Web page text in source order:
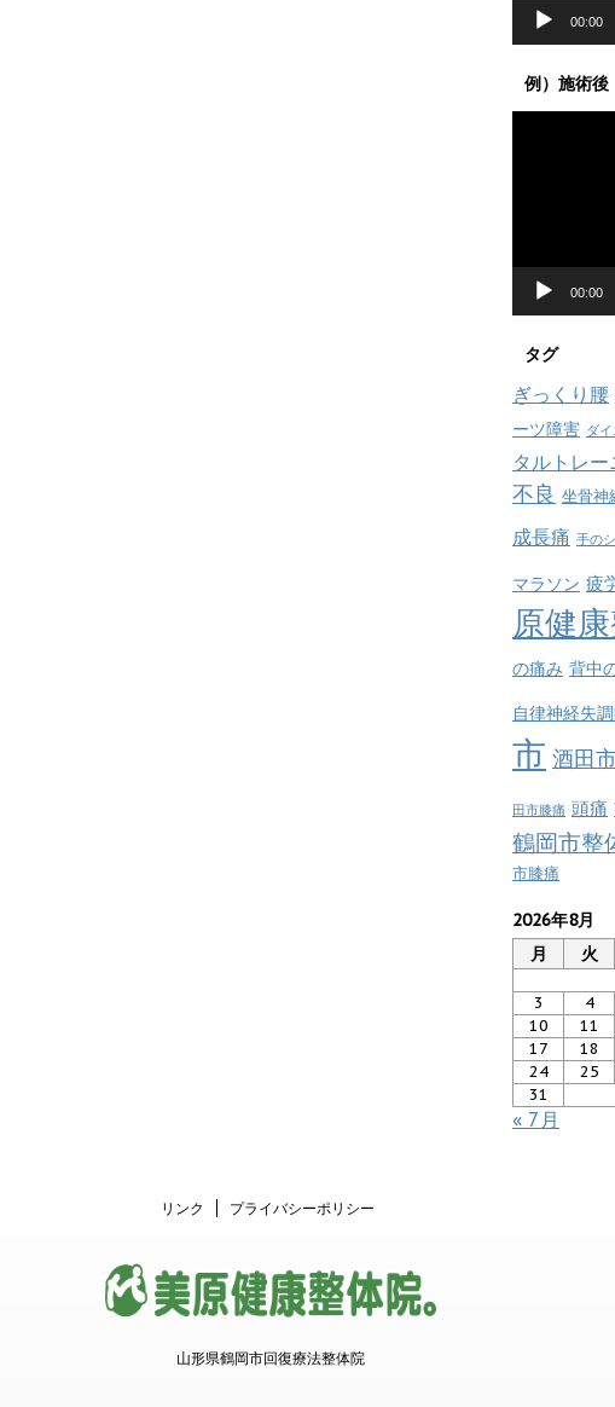
00:00
例）施術後
00:00
タグ
ぎっくり腰
ーツ障害 ダイ
タルトレー
不良 坐骨神
成長痛 手の
マラソン 疲
原健
の痛み 背中
自律神経失
市 酒田
田市膝痛 頭痛
鶴岡市整
市膝痛
2026年8月
月
火
3
4
10
11
17
18
24
25
31
« 7月
リンク プライバシーポリシー
山形県鶴岡市回復療法整体院